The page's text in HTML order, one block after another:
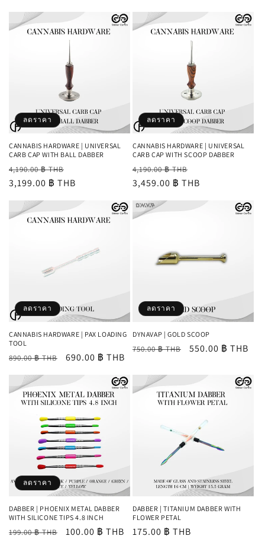
ลดราคา
CANNABIS HARDWARE | UNIVERSAL
CARB CAP WITH BALL DABBER
ราคา
ปกติ
4,190.00 ฿ THB
โปรโมชัน
3,199.00 ฿ THB
ลดราคา
CANNABIS HARDWARE | UNIVERSAL
CARB CAP WITH SCOOP DABBER
ราคา
ปกติ
4,190.00 ฿ THB
โปรโมชัน
3,459.00 ฿ THB
ลดราคา
CANNABIS HARDWARE | PAX LOADING
TOOL
ราคา
890.00 ฿ THB
ราคา
690.00 ฿ THB
ลดราคา
DYNAVAP | GOLD SCOOP
ราคา
750.00 ฿ THB
ราคา
550.00 ฿ THB
ลดราคา
DABBER | PHOENIX METAL DABBER
WITH SILICONE TIPS 4.8 INCH
ราคา
199.00 ฿ THB
ราคา
100.00 ฿ THB
DABBER | TITANIUM DABBER WITH
FLOWER PETAL
ราคา
175.00 ฿ THB